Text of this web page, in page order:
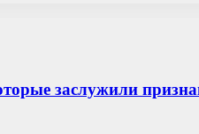
заслужили